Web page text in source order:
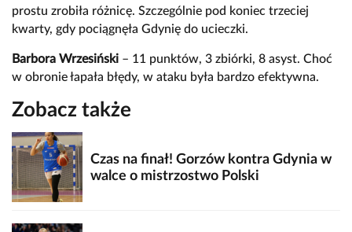
prostu zrobiła różnicę. Szczególnie pod koniec trzeciej
kwarty, gdy pociągnęła Gdynię do ucieczki.
Barbora Wrzesiński – 11 punktów, 3 zbiórki, 8 asyst. Choć
w obronie łapała błędy, w ataku była bardzo efektywna.
Zobacz także
Czas na finał! Gorzów kontra Gdynia w
walce o mistrzostwo Polski